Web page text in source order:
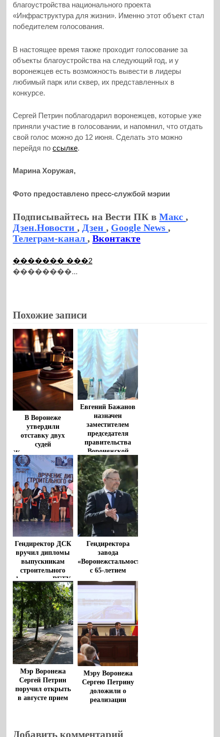
благоустройства национального проекта
«Инфраструктура для жизни». Именно этот объект стал
победителем голосования.
В настоящее время также проходит голосование за
объекты благоустройства на следующий год, и у
воронежцев есть возможность вывести в лидеры
любимый парк или сквер, их представленных в
конкурсе.
Сергей Петрин поблагодарил воронежцев, которые уже
приняли участие в голосовании, и напомнил, что отдать
свой голос можно до 12 июня. Сделать это можно
перейдя поссылке.
Марина Хоружая,
Фото предоставлено пресс-службой мэрии
Подписывайтесь на Вести ПК вМакс,
Дзен.Новости, Дзен, Google News,
Телеграм-канал,Вконтакте
������� ���2
��������...
Похожие записи
В Воронеже
утвердили
отставку двух
судей
Железнодорожного
райсуда
Евгений Бажанов
назначен
заместителем
председателя
правительства
Воронежской
области
Гендиректор ДСК
вручил дипломы
выпускникам
строительного
факультета ВГТУ
Гендиректора
завода
«Воронежстальмост»
с 65-летием
поздравил
губернатор
Мэр Воронежа
Сергей Петрин
поручил открыть
в августе прием
Мэру Воронежа
Сергею Петрину
доложили о
реализации
Добавить комментарий